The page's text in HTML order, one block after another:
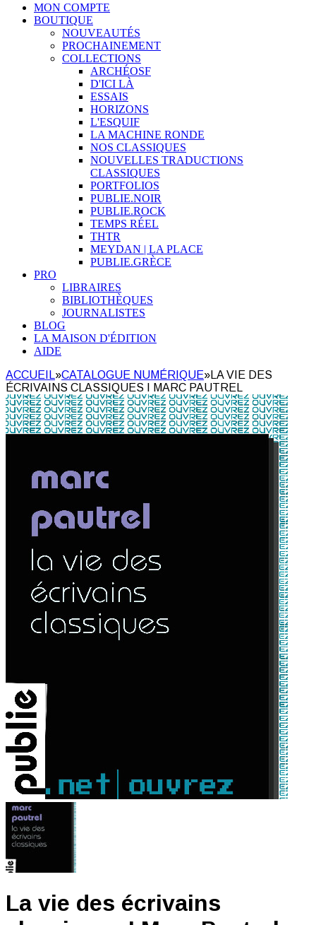
MON COMPTE
BOUTIQUE
NOUVEAUTÉS
PROCHAINEMENT
COLLECTIONS
ARCHÉOSF
D'ICI LÀ
ESSAIS
HORIZONS
L'ESQUIF
LA MACHINE RONDE
NOS CLASSIQUES
NOUVELLES TRADUCTIONS
CLASSIQUES
PORTFOLIOS
PUBLIE.NOIR
PUBLIE.ROCK
TEMPS RÉEL
THTR
MEYDAN | LA PLACE
PUBLIE.GRÈCE
PRO
LIBRAIRES
BIBLIOTHÈQUES
JOURNALISTES
BLOG
LA MAISON D'ÉDITION
AIDE
ACCUEIL»CATALOGUE NUMÉRIQUE» LA VIE DES
ÉCRIVAINS CLASSIQUES I MARC PAUTREL
La vie des écrivains